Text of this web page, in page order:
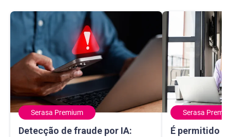
Serasa Premium
Detecção de fraude por IA:
Detecção de fraude por IA: como a tecnologia protege
Serasa
É permitido
É permitido